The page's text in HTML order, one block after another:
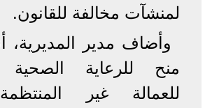
لمنشآت مخالفة للقانون.
وأضاف مدير
منح للرعاية الصحية
للعمالة غير